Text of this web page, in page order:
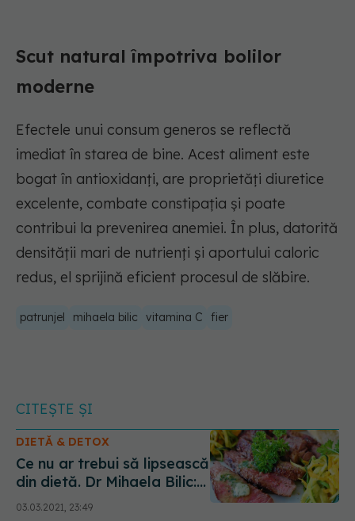
Scut natural împotriva bolilor
moderne
Efectele unui consum generos se reflectă
imediat în starea de bine. Acest aliment este
bogat în antioxidanți, are proprietăți diuretice
excelente, combate constipația și poate
contribui la prevenirea anemiei. În plus, datorită
densității mari de nutrienți și aportului caloric
redus, el sprijină eficient procesul de slăbire.
patrunjel mihaela bilic vitamina C fier
CITEȘTE ȘI
DIETĂ & DETOX
Ce nu ar trebui să lipsească
din dietă. Dr Mihaela Bilic:
nu există în alt aliment mai
03.03.2021, 23:49